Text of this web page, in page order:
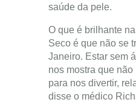
saúde da pele.
O que é brilhante
Seco é que não se
Janeiro. Estar sem
nos mostra que
para nos divertir,
disse o médico